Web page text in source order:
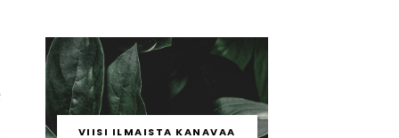
VIISI ILMAISTA KANAVAA